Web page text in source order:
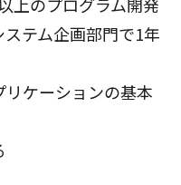
テム企画部門で1年
リケーションの基本